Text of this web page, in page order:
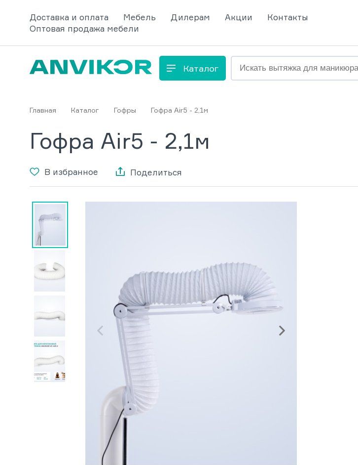
Доставка и оплата Мебель Дилерам Акции
Контакты
Оптовая продажа мебели
Каталог
Главная Каталог Гофры Гофра Air5 - 2,1м
Гофра Air5 - 2,1м
В избранное Поделиться